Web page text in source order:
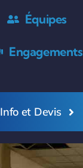
Équipes
Engagements
Info et Devis